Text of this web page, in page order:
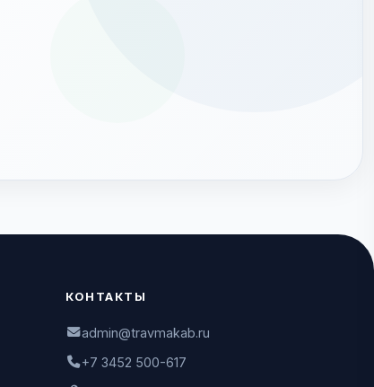
КОНТАКТЫ
admin@travmakab.ru
+7 3452 500-617